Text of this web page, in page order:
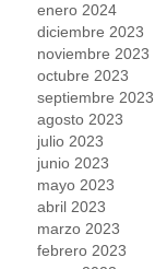
enero 2024
diciembre 2023
noviembre 2023
octubre 2023
septiembre 2023
agosto 2023
julio 2023
junio 2023
mayo 2023
abril 2023
marzo 2023
febrero 2023